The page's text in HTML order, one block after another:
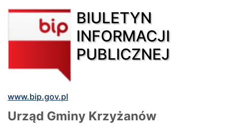
BIULETYN
INFORMACJI
PUBLICZNEJ
www.bip.gov.pl
Urząd Gminy Krzyżanów